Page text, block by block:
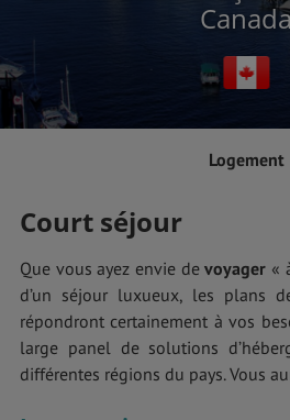
Logement
Court séjour
Que vous ayez envie devoyager «
d’un séjour luxueux, les plans
répondront certainement à vos
large panel de solutions
différentes régions du pays. Vous